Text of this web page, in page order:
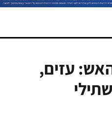
עזים,
כבשים ו-1,100 שתילי